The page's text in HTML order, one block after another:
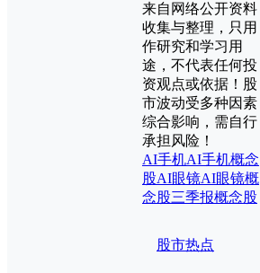
来自网络公开资料
收集与整理，只用
作研究和学习用
途，不代表任何投
资观点或依据！股
市波动受多种因素
综合影响，需自行
承担风险！
AI手机AI手机概念
股AI眼镜AI眼镜概
念股三季报概念股
股市热点